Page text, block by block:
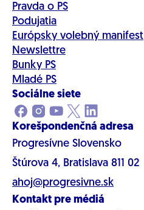
Pravda o PS
Podujatia
Európsky volebný manifest
Newslettre
Bunky PS
Mladé PS
Sociálne siete
Korešpondenčná adresa
Progresívne Slovensko
Štúrova 4, Bratislava 811 02
ahoj@progresivne.sk
Kontakt pre médiá